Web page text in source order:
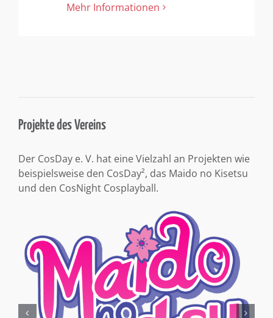
Mehr Informationen
Projekte des Vereins
Der CosDay e. V. hat eine Vielzahl an Projekten wie
beispielsweise den CosDay², das Maido no Kisetsu
und den CosNight Cosplayball.